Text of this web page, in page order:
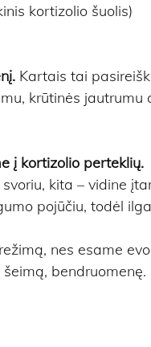
kortizolio šuolis)
Kartais tai
krūtinės jautrumu
į kortizolio perteklių.
kita – vidine
pojūčiu, todėl
nes esame
bendruomenę.